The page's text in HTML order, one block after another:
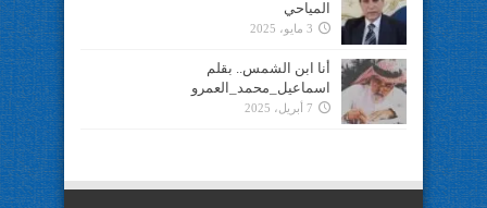
المياحي
3 مايو، 2025
أنا ابن الشمس.. بقلم
اسماعيل_محمد_العمرو
7 أبريل، 2025